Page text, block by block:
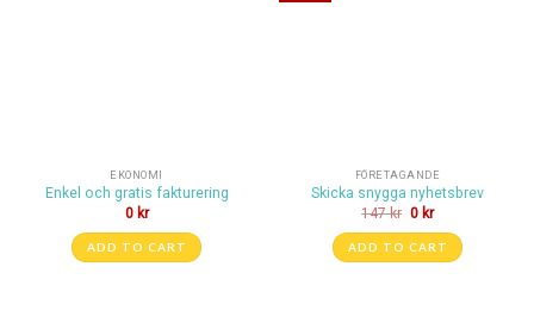
EKONOMI
Enkel och gratis fakturering
0 kr
ADD TO CART
FÖRETAGANDE
Skicka snygga nyhetsbrev
147kr 0 kr
ADD TO CART